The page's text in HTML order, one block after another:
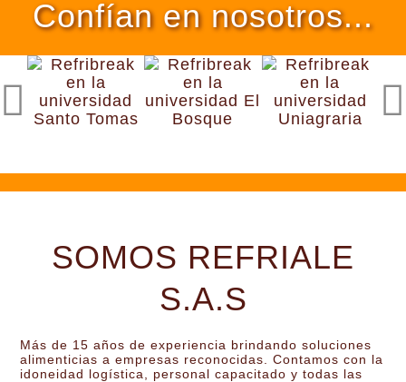
Confían en nosotros...
SOMOS REFRIALE
S.A.S
Más de 15 años de experiencia brindando soluciones
alimenticias a empresas reconocidas. Contamos con la
idoneidad logística, personal capacitado y todas las